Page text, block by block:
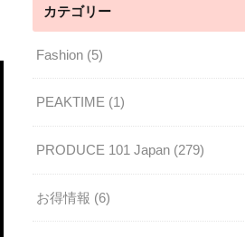
カテゴリー
Fashion (5)
PEAKTIME (1)
PRODUCE 101 Japan (279)
お得情報 (6)